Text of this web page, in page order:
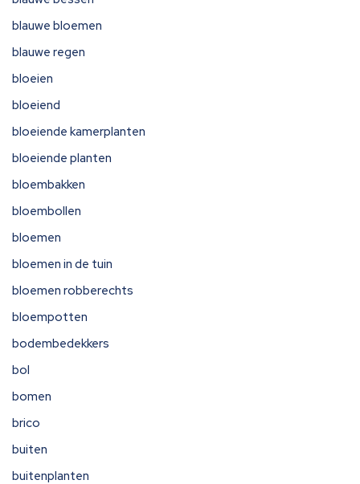
blauwe bloemen
blauwe regen
bloeien
bloeiend
bloeiende kamerplanten
bloeiende planten
bloembakken
bloembollen
bloemen
bloemen in de tuin
bloemen robberechts
bloempotten
bodembedekkers
bol
bomen
brico
buiten
buitenplanten